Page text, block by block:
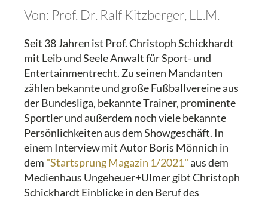
Von: Prof. Dr. Ralf Kitzberger, LL.M.
Seit 38 Jahren ist Prof. Christoph Schickhardt
mit Leib und Seele Anwalt für Sport- und
Entertainmentrecht. Zu seinen Mandanten
zählen bekannte und große Fußballvereine aus
der Bundesliga, bekannte Trainer, prominente
Sportler und außerdem noch viele bekannte
Persönlichkeiten aus dem Showgeschäft. In
einem Interview mit Autor Boris Mönnich in
dem "Startsprung Magazin 1/2021"aus dem
Medienhaus Ungeheuer+Ulmer gibt Christoph
Schickhardt Einblicke in den Beruf des